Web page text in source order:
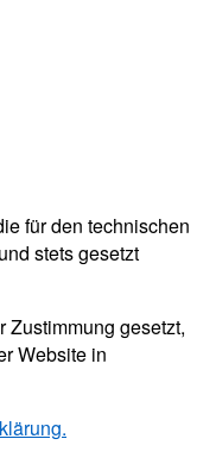
für den technischen
stets gesetzt
Zustimmung gesetzt,
Website in